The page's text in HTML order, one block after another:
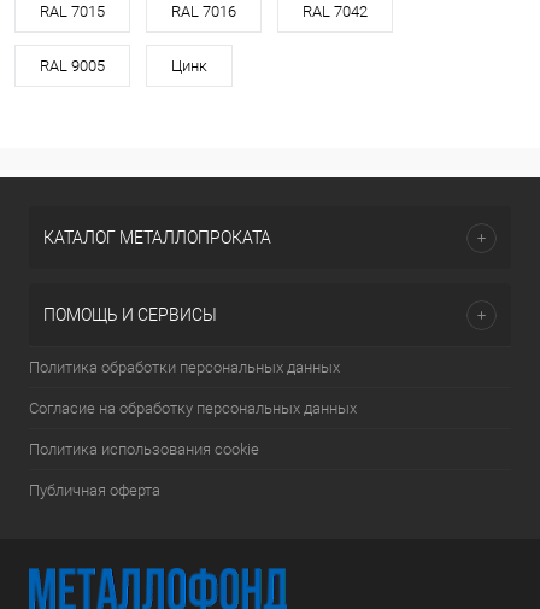
RAL 7015 RAL 7016 RAL 7042
RAL 9005 Цинк
КАТАЛОГ МЕТАЛЛОПРОКАТА
ПОМОЩЬ И СЕРВИСЫ
Политика обработки персональных данных
Согласие на обработку персональных данных
Политика использования cookie
Публичная оферта